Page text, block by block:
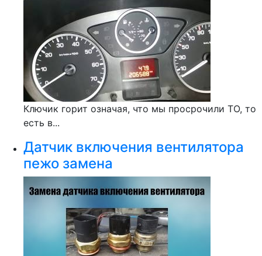
Ключик горит означая, что мы просрочили ТО, то
есть в...
Датчик включения вентилятора
пежо замена